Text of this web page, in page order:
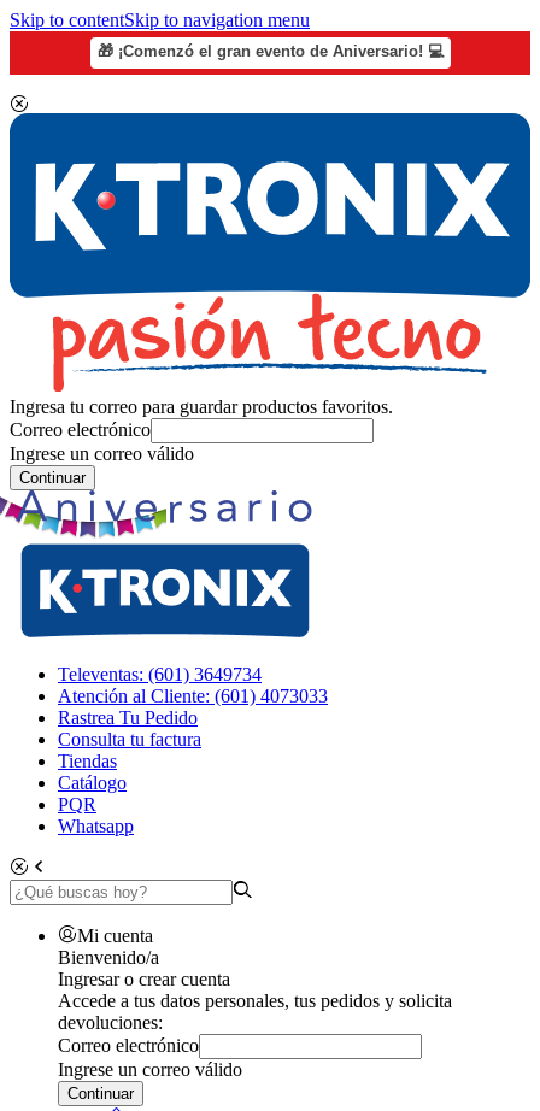
Skip to contentSkip to navigation menu
🎁 ¡Comenzó el gran evento de Aniversario! 💻
Ingresa tu correo para guardar productos favoritos.
Correo electrónico
Ingrese un correo válido
Continuar
Televentas: (601) 3649734
Atención al Cliente: (601) 4073033
Rastrea Tu Pedido
Consulta tu factura
Tiendas
Catálogo
PQR
Whatsapp
Mi cuenta
Bienvenido/a
Ingresar o crear cuenta
Accede a tus datos personales, tus pedidos y solicita
devoluciones:
Correo electrónico
Ingrese un correo válido
Continuar